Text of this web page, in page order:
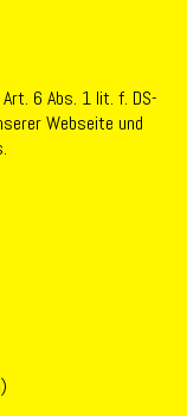
6 Abs. 1 lit. f. DS-
Webseite und